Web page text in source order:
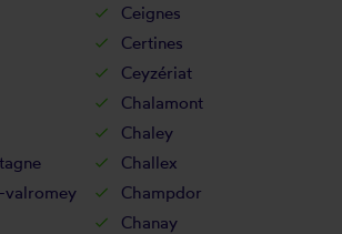
Ceignes
Certines
Ceyzériat
Chalamont
Chaley
Challex
valromey
Champdor
Chanay